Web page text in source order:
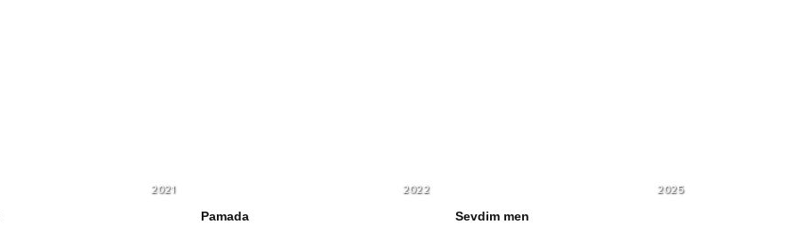
2021 2022
Pamada
2025
Sevdim men